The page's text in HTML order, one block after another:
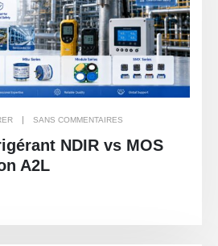
SANS COMMENTAIRES
NDIR vs MOS
A2L